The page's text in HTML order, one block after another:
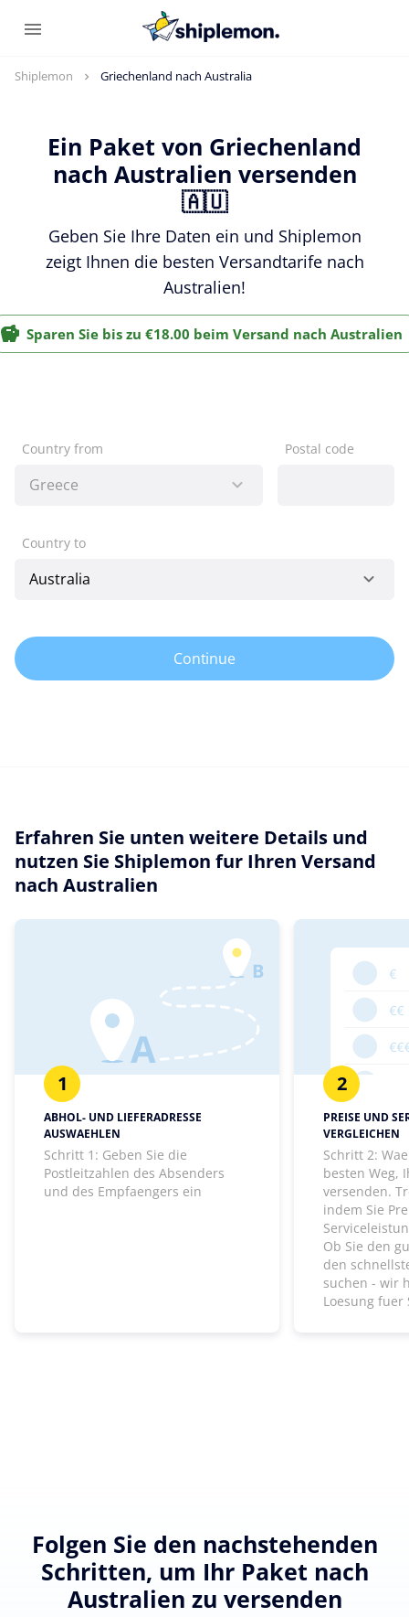
Shiplemon Griechenland nach Australia
Ein Paket von Griechenland
nach Australien versenden
🇦🇺
Geben Sie Ihre Daten ein und Shiplemon
zeigt Ihnen die besten Versandtarife nach
Australien!
Sparen Sie bis zu €18.00 beim Versand nach Australien
Country from Postal code
Country to
Continue
Erfahren Sie unten weitere Details und
nutzen Sie Shiplemon fur Ihren Versand
nach Australien
1
ABHOL- UND LIEFERADRESSE
AUSWAEHLEN
Schritt 1: Geben Sie die
Postleitzahlen des Absenders
und des Empfaengers ein
2
PREISE UND
VERGLEICHEN
Schritt 2:
besten Weg,
versenden.
indem Sie
Ob Sie den
den
suchen - wir
Loesung fuer
Folgen Sie den nachstehenden
Schritten, um Ihr Paket nach
Australien zu versenden